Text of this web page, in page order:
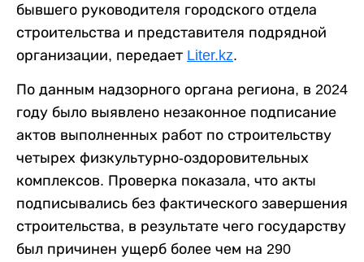
бывшего руководителя городского отдела
строительства и представителя подрядной
организации, передает Liter.kz.
По данным надзорного органа региона, в 2024
году было выявлено незаконное подписание
актов выполненных работ по строительству
четырех физкультурно-оздоровительных
комплексов. Проверка показала, что акты
подписывались без фактического завершения
строительства, в результате чего государству
был причинен ущерб более чем на 290